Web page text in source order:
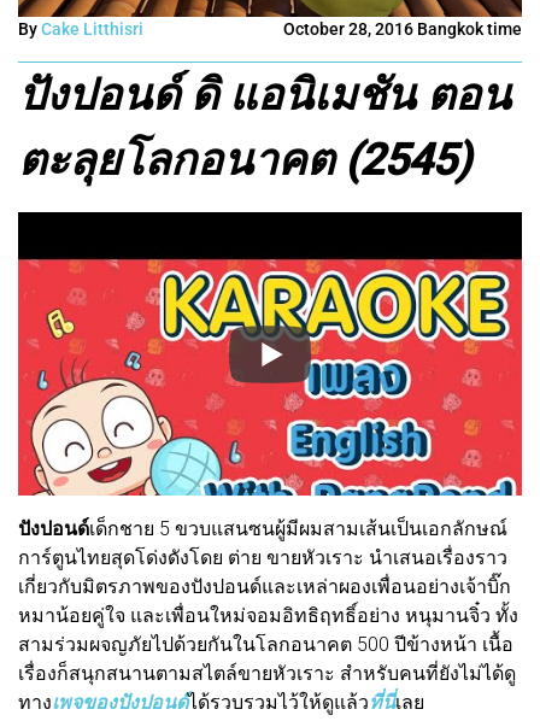
ByCake Litthisri October 28, 2016 Bangkok time
ปังปอนด์ ดิ แอนิเมชัน ตอน
ตะลุยโลกอนาคต (2545)
ปังปอนด์เด็กชาย 5 ขวบแสนซนผู้มีผมสามเส้นเป็นเอกลักษณ์
การ์ตูนไทยสุดโด่งดังโดย ต่าย ขายหัวเราะ นำเสนอเรื่องราว
เกี่ยวกับมิตรภาพของปังปอนด์และเหล่าผองเพื่อนอย่างเจ้าบิ๊ก
หมาน้อยคู่ใจ และเพื่อนใหม่จอมอิทธิฤทธิ์อย่าง หนุมานจิ๋ว ทั้ง
สามร่วมผจญภัยไปด้วยกันในโลกอนาคต 500 ปีข้างหน้า เนื้อ
เรื่องก็สนุกสนานตามสไตล์ขายหัวเราะ สำหรับคนที่ยังไม่ได้ดู
ทางเพจของปังปอนด์ได้รวบรวมไว้ให้ดูแล้วที่นี่เลย